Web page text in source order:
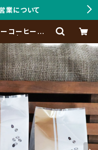
業について
コーヒーギフ
Shop